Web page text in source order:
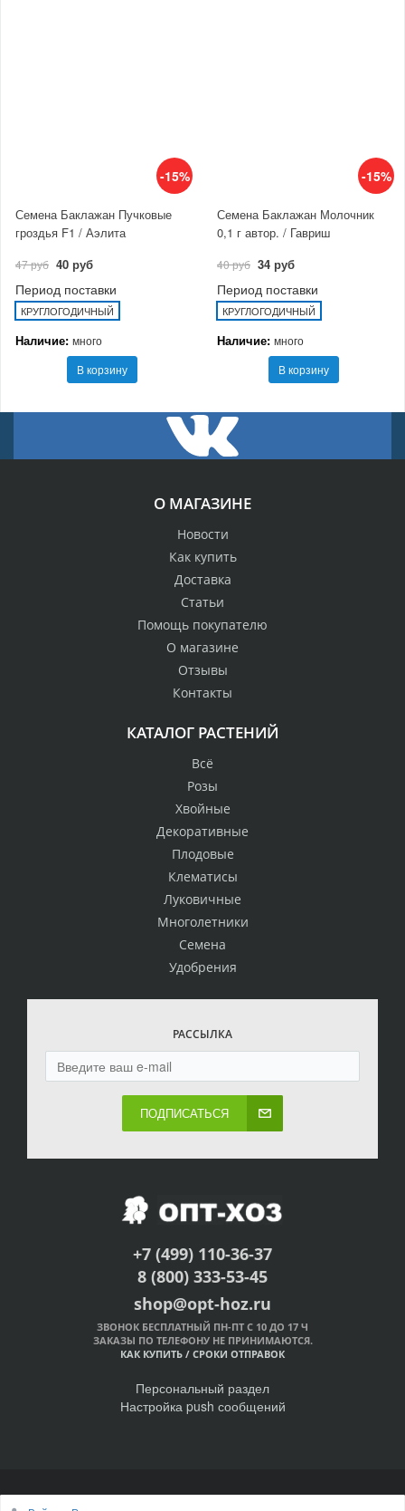
-15%
Семена Баклажан Пучковые
гроздья F1 / Аэлита
47 руб 40 руб
Период поставки
КРУГЛОГОДИЧНЫЙ
Наличие: много
В корзину
-15%
Семена Баклажан Молочник
0,1 г автор. / Гавриш
40 руб 34 руб
Период поставки
КРУГЛОГОДИЧНЫЙ
Наличие: много
В корзину
О МАГАЗИНЕ
Новости
Как купить
Доставка
Статьи
Помощь покупателю
О магазине
Отзывы
Контакты
КАТАЛОГ РАСТЕНИЙ
Всё
Розы
Хвойные
Декоративные
Плодовые
Клематисы
Луковичные
Многолетники
Семена
Удобрения
РАССЫЛКА
ПОДПИСАТЬСЯ
+7 (499) 110-36-37
8 (800) 333-53-45
shop@opt-hoz.ru
ЗВОНОК БЕСПЛАТНЫЙ ПН-ПТ С 10 ДО 17 Ч
ЗАКАЗЫ ПО ТЕЛЕФОНУ НЕ ПРИНИМАЮТСЯ.
КАК КУПИТЬ / СРОКИ ОТПРАВОК
Персональный раздел
Настройка push сообщений
© Интернет-магазин ОПТ-ХОЗ, 2011-2026